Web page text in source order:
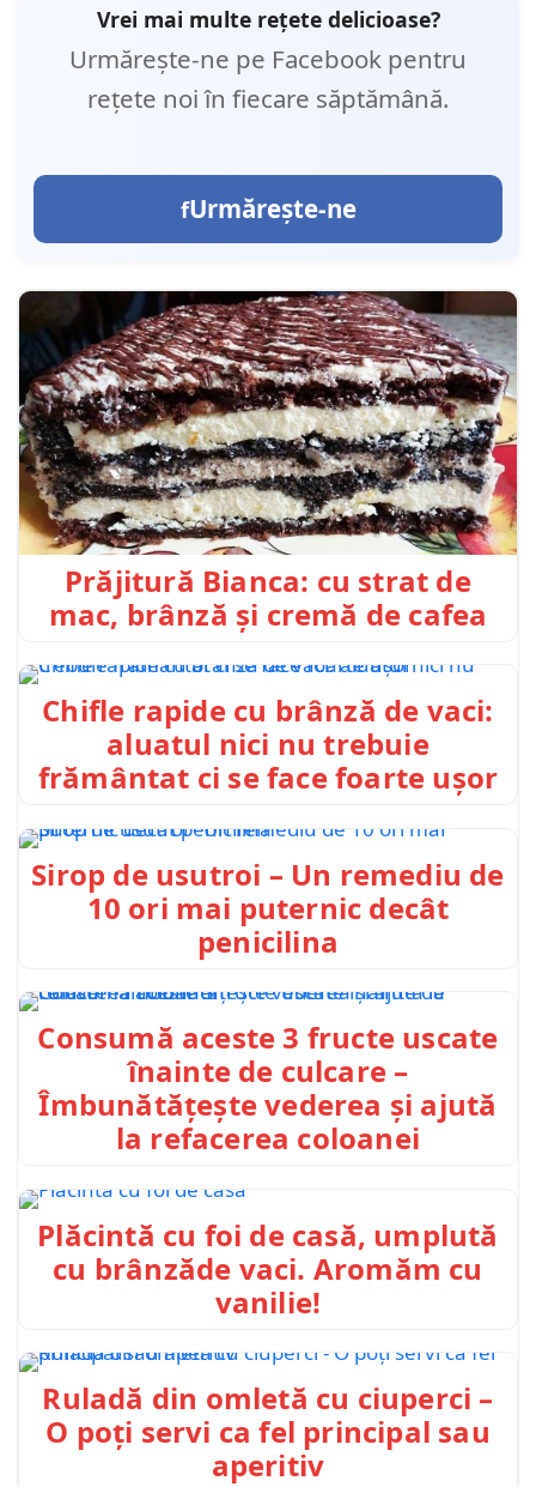
Vrei mai multe rețete delicioase?
Urmărește-ne pe Facebook pentru
rețete noi în fiecare săptămână.
Urmărește-ne
Prăjitură Bianca: cu strat de
mac, brânză și cremă de cafea
Chifle rapide cu brânză de vaci:
aluatul nici nu trebuie
frământat ci se face foarte ușor
Sirop de usutroi – Un remediu de
10 ori mai puternic decât
penicilina
Consumă aceste 3 fructe uscate
înainte de culcare –
Îmbunătățește vederea și ajută
la refacerea coloanei
Plăcintă cu foi de casă, umplută
cu brânzăde vaci. Aromăm cu
vanilie!
Ruladă din omletă cu ciuperci –
O poți servi ca fel principal sau
aperitiv